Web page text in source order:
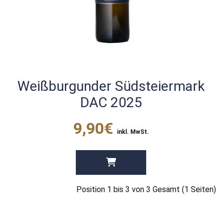
Weißburgunder Südsteiermark
DAC 2025
9,90€ inkl. MwSt.
Position 1 bis 3 von 3 Gesamt (1 Seiten)